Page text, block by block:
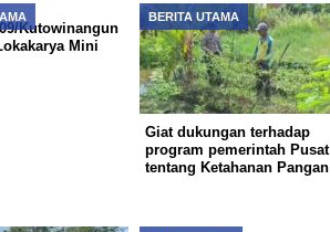
Kutowinangun
Mini
BERITA UTAMA
Giat dukungan terhadap
program pemerintah Pusat
tentang Ketahanan Pangan